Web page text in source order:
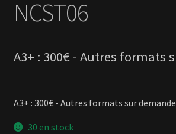
A3+ : 300€ - Autres formats sur demande
30 en stock